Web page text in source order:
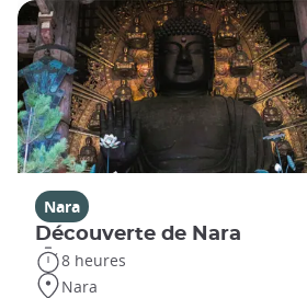
Nara
Découverte de Nara
8 heures
Nara